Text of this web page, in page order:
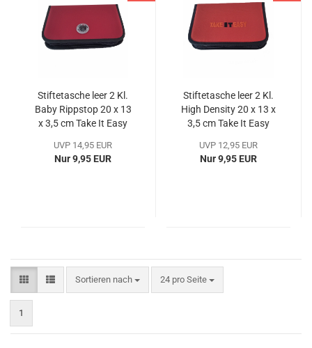
Stiftetasche leer 2 Kl.
Baby Rippstop 20 x 13
x 3,5 cm Take It Easy
UVP 14,95 EUR
Nur 9,95 EUR
Stiftetasche leer 2 Kl.
High Density 20 x 13 x
3,5 cm Take It Easy
UVP 12,95 EUR
Nur 9,95 EUR
Sortieren nach
Sortieren nach 24 pro Seite
pro Seite
1